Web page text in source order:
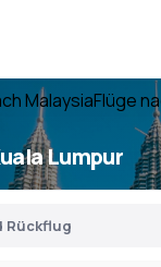
MalaysiaFlüge
Lumpur
Rückflug